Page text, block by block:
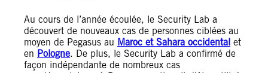
Au cours de l’année écoulée, le Security Lab a
découvert de nouveaux cas de personnes ciblées au
moyen de Pegasus au Maroc et Sahara occidental et
en Pologne. De plus, le Security Lab a confirmé de
façon indépendante de nombreux cas